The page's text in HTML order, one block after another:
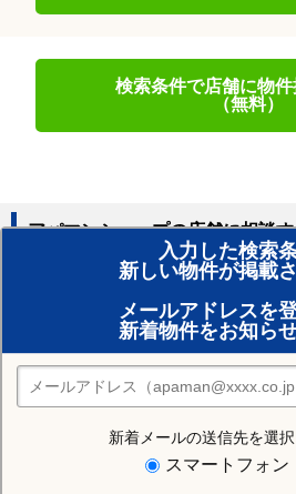
検索条件で店舗に物
（無料）
入力した検索
新しい物件が掲載
メールアドレスを
新着物件をお知らせ
新着メールの送信先を選
スマートフォン
アパマンショップの店舗に相談
賃貸のプロがお部屋探し！
おまかせ物件リクエスト
住みたい街の店舗を探す
店舗検索
住む街研究所で横手市の情報を見